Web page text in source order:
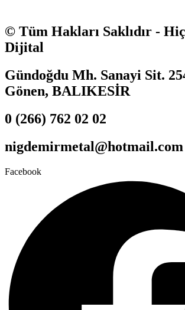
© Tüm Hakları Saklıdır -
Dijital
Gündoğdu Mh. Sanayi Sit.
Gönen, BALIKESİR
0 (266) 762 02 02
nigdemirmetal@hotmail.com
Facebook